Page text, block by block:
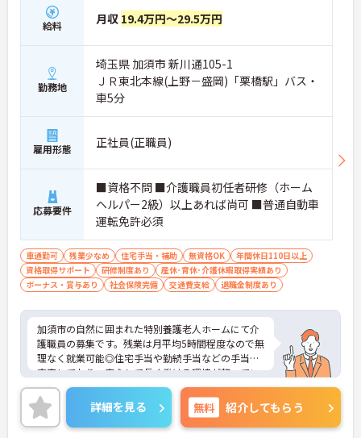
給料 月収 19.4万円～29.5万円
勤務地
埼玉県 加須市 新川通105-1
ＪＲ東北本線(上野－盛岡)「栗橋駅」バス・
車5分
雇用形態 正社員(正職員)
応募要件
■資格不問 ■介護職員初任者研修（ホーム
ヘルパー2級）以上あれば尚可 ■普通自動車
運転免許必須
車通勤可 残業少なめ 住宅手当・補助 無資格OK
年間休日110日以上
資格取得サポート
研修制度あり
産休･育休･介護休暇取得実績あり
ボーナス・賞与あり
社会保険完備 交通費支給 退職金制度あり
加須市の自然に囲まれた特別養護老人ホームにて介
護職員の募集です。残業は月平均5時間程度なので無
理なく就業可能◎住宅手当や勤続手当などの手当が
充実しており、安心して長く働ける環境が整ってい
ます！また、育児休業・介護休業などもあるので、
育児や介護をしながらでも働きやすい職場となって
ます♪ご興味ある方は面接ポイントをお伝えします
ので、お気軽にご連絡ください。
詳細を見る 無料 紹介してもらう